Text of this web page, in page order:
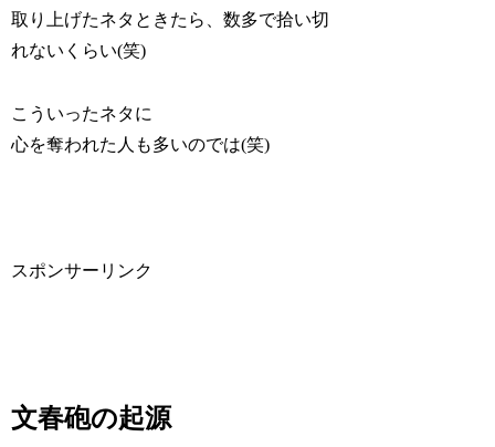
取り上げたネタときたら、数多で拾い切
れないくらい(笑)
こういったネタに
心を奪われた人も多いのでは(笑)
スポンサーリンク
文春砲の起源